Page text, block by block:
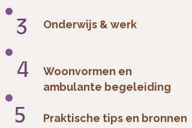
3
4
5
Onderwijs & werk
Woonvormen en
ambulante begeleiding
Praktische tips en bronnen